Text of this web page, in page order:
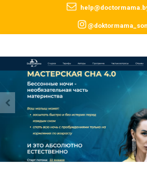
@doktormama_son